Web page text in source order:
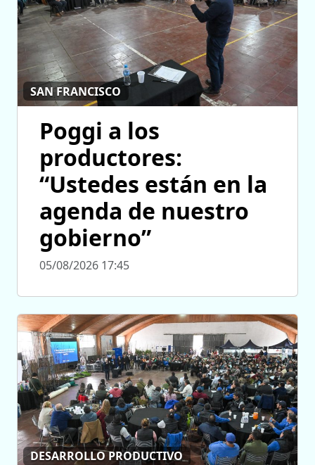
SAN FRANCISCO
Poggi a los
productores:
“Ustedes están en la
agenda de nuestro
gobierno”
05/08/2026 17:45
DESARROLLO PRODUCTIVO